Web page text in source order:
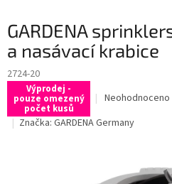
GARDENA
a nasávací krabice
2724-20
Výprodej -
pouze omezený
počet kusů
Průměrné
produktu
5
Neohodnoceno
Značka: GARDENA Germany